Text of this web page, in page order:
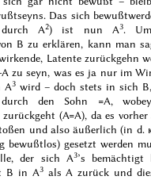
Das sich
durch A2) ist nun A3.
B zu erklären, kann man
, Latente zurückgehn
zu seyn, was es ja nur im
A3wird – doch stets in sich
durch den Sohn =A,
zurückgeht (A=A), da es
und alsoäußerlich (in d.
bewußtlos) gesetzt werden
der sich A3’s
B in A3als A zurück und